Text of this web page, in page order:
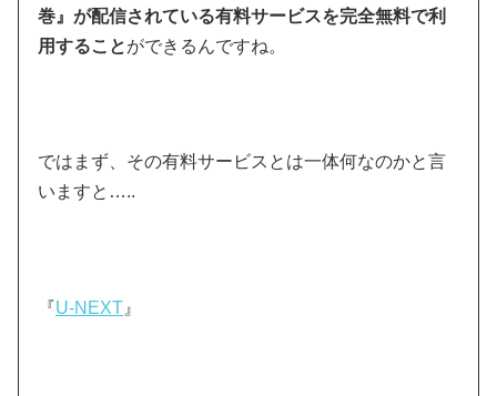
巻』が配信されている有料サービスを完全無料で利
用することができるんですね。
ではまず、その有料サービスとは一体何なのかと言
いますと…..
『U-NEXT 』